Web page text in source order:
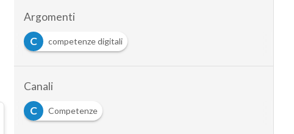
Argomenti
C
competenze digitali
Canali
C
Competenze